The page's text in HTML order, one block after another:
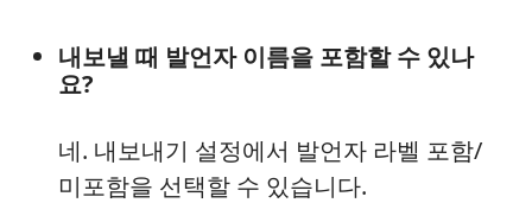
내보낼 때 발언자 이름을 포함할 수 있나
요?
네. 내보내기 설정에서 발언자 라벨 포함/
미포함을 선택할 수 있습니다.